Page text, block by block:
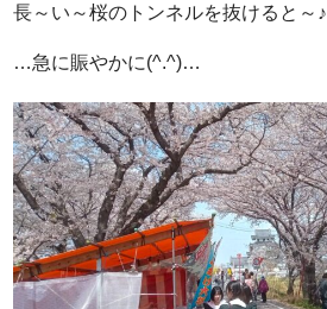
長～い～桜のトンネルを抜けると～♪
…急に賑やかに(^.^)…